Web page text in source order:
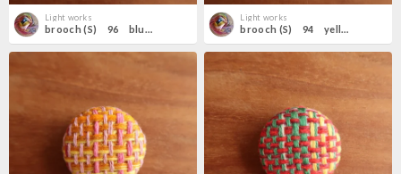
Light works Light works